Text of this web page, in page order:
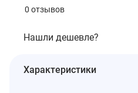
0 отзывов
Нашли дешевле?
Характеристики